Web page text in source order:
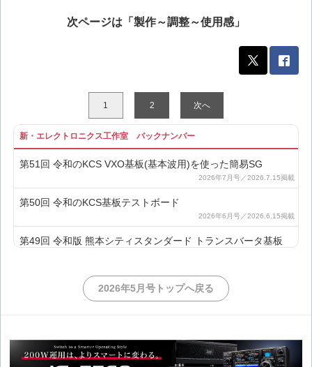
次ページは「製作～調整～使用感」
1 2 次へ
新・エレクトロニクス工作室 バックナンバー
第51回 令和のKCS VXO基板(基本波用)を使った簡易SG
第50回 令和のKCS基板テストボード
第49回 令和版 熊本シティスタンダード トランスバータ基板
第48回 令和のKCS VXO基板(逓倍用)を使った簡易SG
第46回 令和版 熊本シティスタンダードSSBジェネレータ
2026年5月号トップへ戻る